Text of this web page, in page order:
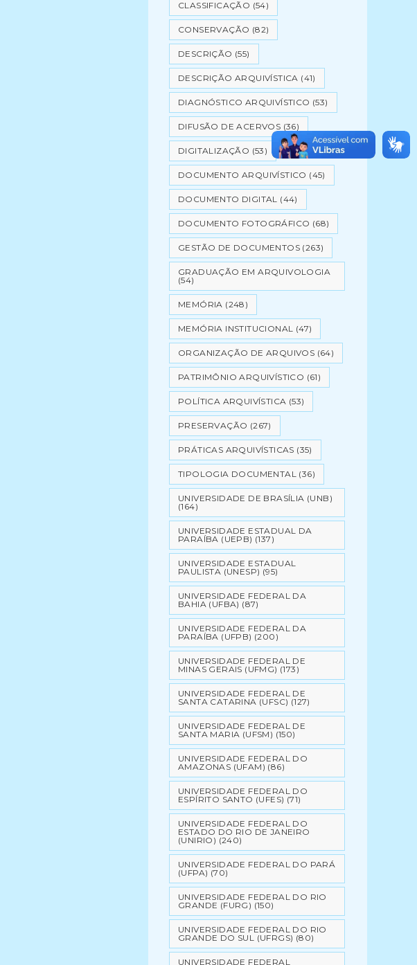
CLASSIFICAÇÃO (54)
CONSERVAÇÃO (82)
DESCRIÇÃO (55)
DESCRIÇÃO ARQUIVÍSTICA (41)
DIAGNÓSTICO ARQUIVÍSTICO (53)
DIFUSÃO DE ACERVOS (36)
DIGITALIZAÇÃO (53)
DOCUMENTO ARQUIVÍSTICO (45)
DOCUMENTO DIGITAL (44)
DOCUMENTO FOTOGRÁFICO (68)
GESTÃO DE DOCUMENTOS (263)
GRADUAÇÃO EM ARQUIVOLOGIA
(54)
MEMÓRIA (248)
MEMÓRIA INSTITUCIONAL (47)
ORGANIZAÇÃO DE ARQUIVOS (64)
PATRIMÔNIO ARQUIVÍSTICO (61)
POLÍTICA ARQUIVÍSTICA (53)
PRESERVAÇÃO (267)
PRÁTICAS ARQUIVÍSTICAS (35)
TIPOLOGIA DOCUMENTAL (36)
UNIVERSIDADE DE BRASÍLIA (UNB)
(164)
UNIVERSIDADE ESTADUAL DA
PARAÍBA (UEPB) (137)
UNIVERSIDADE ESTADUAL
PAULISTA (UNESP) (95)
UNIVERSIDADE FEDERAL DA
BAHIA (UFBA) (87)
UNIVERSIDADE FEDERAL DA
PARAÍBA (UFPB) (200)
UNIVERSIDADE FEDERAL DE
MINAS GERAIS (UFMG) (173)
UNIVERSIDADE FEDERAL DE
SANTA CATARINA (UFSC) (127)
UNIVERSIDADE FEDERAL DE
SANTA MARIA (UFSM) (150)
UNIVERSIDADE FEDERAL DO
AMAZONAS (UFAM) (86)
UNIVERSIDADE FEDERAL DO
ESPÍRITO SANTO (UFES) (71)
UNIVERSIDADE FEDERAL DO
ESTADO DO RIO DE JANEIRO
(UNIRIO) (240)
UNIVERSIDADE FEDERAL DO PARÁ
(UFPA) (70)
UNIVERSIDADE FEDERAL DO RIO
GRANDE (FURG) (150)
UNIVERSIDADE FEDERAL DO RIO
GRANDE DO SUL (UFRGS) (80)
UNIVERSIDADE FEDERAL